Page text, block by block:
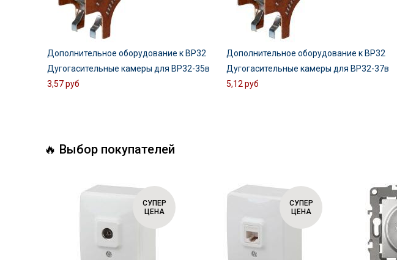
Дополнительное оборудование к ВР32
Дугогасительные камеры для ВР32-35в
3,57 руб
Дополнительное оборудование к ВР32
Дугогасительные камеры для ВР32-37в
5,12 руб
🔥 Выбор покупателей
СУПЕР
ЦЕНА
СУПЕР
ЦЕНА